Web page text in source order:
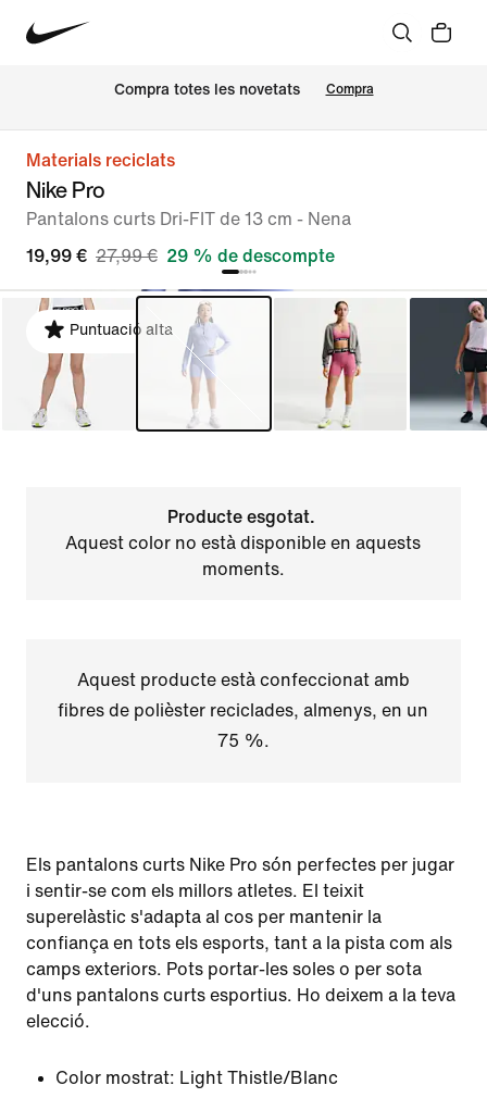
Compra totes les novetats Compra
Materials reciclats
Nike Pro
Pantalons curts Dri-FIT de 13 cm - Nena
19,99 € 27,99 € 29 % de descompte
Puntuació alta
Producte esgotat.
Aquest color no està disponible en aquests
moments.
Aquest producte està confeccionat amb
fibres de polièster reciclades, almenys, en un
75 %.
Els pantalons curts Nike Pro són perfectes per jugar
i sentir-se com els millors atletes. El teixit
superelàstic s'adapta al cos per mantenir la
confiança en tots els esports, tant a la pista com als
camps exteriors. Pots portar-les soles o per sota
d'uns pantalons curts esportius. Ho deixem a la teva
elecció.
Color mostrat: Light Thistle/Blanc